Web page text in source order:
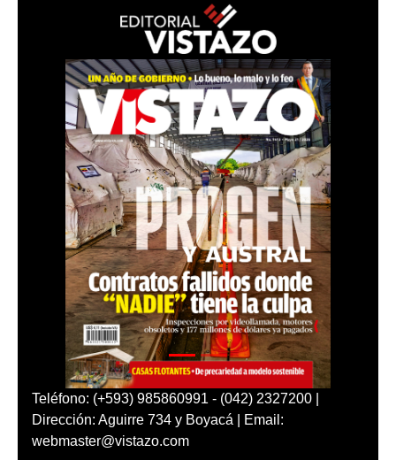
Teléfono: (+593) 985860991 - (042) 2327200 |
Dirección: Aguirre 734 y Boyacá | Email:
webmaster@vistazo.com